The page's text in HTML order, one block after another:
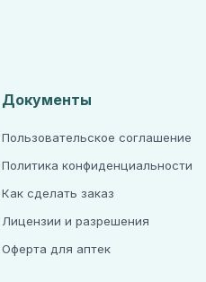
Документы
Пользовательское соглашение
Политика конфиденциальности
Как сделать заказ
Лицензии и разрешения
Оферта для аптек